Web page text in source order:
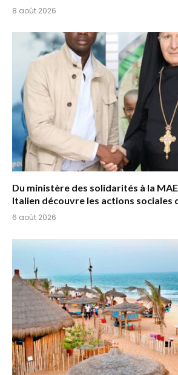
8 août 2026
Du ministère des solidarités à la
Italien découvre les actions sociales
6 août 2026